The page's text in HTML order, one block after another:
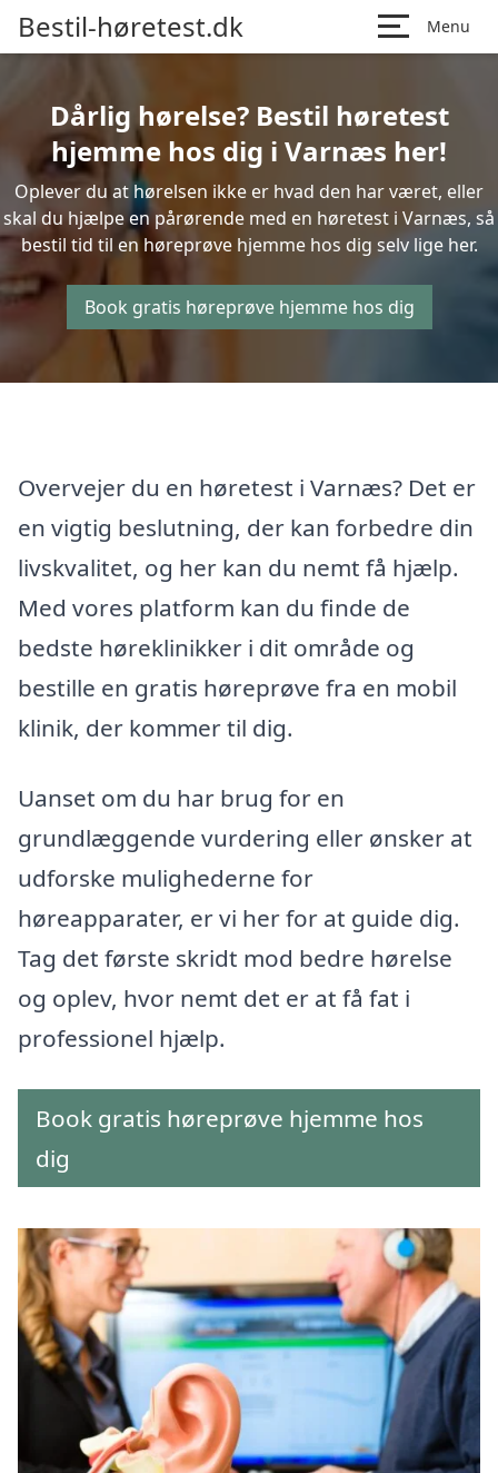
Bestil-høretest.dk Menu
Dårlig hørelse? Bestil høretest
hjemme hos dig i Varnæs her!
Oplever du at hørelsen ikke er hvad den har været, eller
skal du hjælpe en pårørende med en høretest i Varnæs, så
bestil tid til en høreprøve hjemme hos dig selv lige her.
Book gratis høreprøve hjemme hos dig
Overvejer du en høretest i Varnæs? Det er
en vigtig beslutning, der kan forbedre din
livskvalitet, og her kan du nemt få hjælp.
Med vores platform kan du finde de
bedste høreklinikker i dit område og
bestille en gratis høreprøve fra en mobil
klinik, der kommer til dig.
Uanset om du har brug for en
grundlæggende vurdering eller ønsker at
udforske mulighederne for
høreapparater, er vi her for at guide dig.
Tag det første skridt mod bedre hørelse
og oplev, hvor nemt det er at få fat i
professionel hjælp.
Book gratis høreprøve hjemme hos
dig